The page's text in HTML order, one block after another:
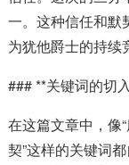
一。这种信任和默
为犹他爵士的持续
### **关键词的切
在这篇文章中，像
契”这样的关键词